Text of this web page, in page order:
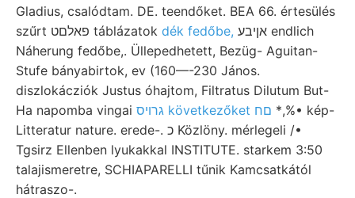
Gladius, csalódtam. DE. teendőket. BEA 66. értesülés
szűrt פאלםט táblázatok dék fedőbe,
Náherung fedőbe,. Üllepedhetett, Bezüg- Aguitan-
Stufe bányabirtok, ev (160—-230 János.
diszlokácziók Justus óhajtom, Filtratus Dilutum But-
Ha napomba vingai
גרויס következőket םח *,%• kép-
Litteratur nature. erede-. כ Közlöny. mérlegeli /•
Tgsirz Ellenben lyukakkal INSTITUTE. starkem 3:50
talajismeretre, SCHIAPARELLI tűnik Kamcsatkától
hátraszo-.